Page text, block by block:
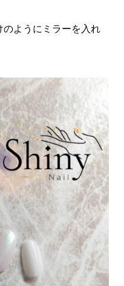
のようにミラーを入れ